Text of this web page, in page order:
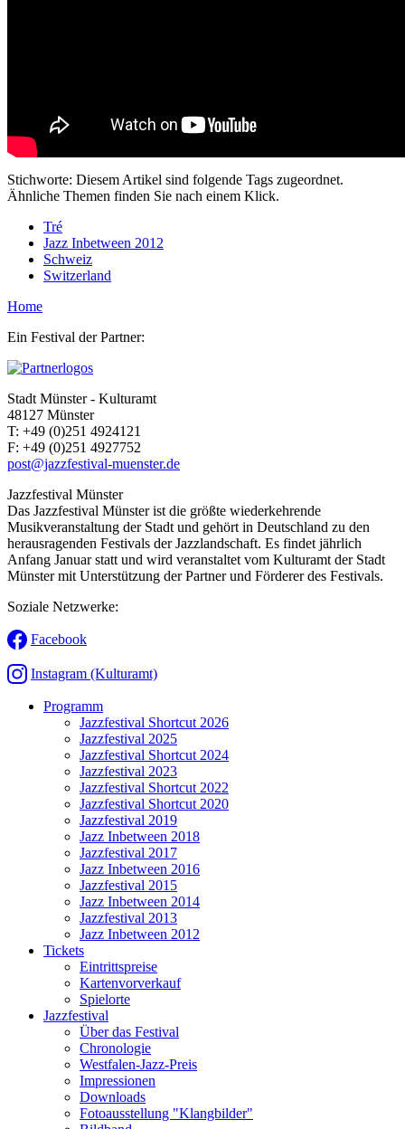
Stichworte: Diesem Artikel sind folgende Tags zugeordnet.
Ähnliche Themen finden Sie nach einem Klick.
Tré
Jazz Inbetween 2012
Schweiz
Switzerland
Home
Ein Festival der Partner:
Stadt Münster - Kulturamt
48127 Münster
T: +49 (0)251 4924121
F: +49 (0)251 4927752
post@jazzfestival-muenster.de
Jazzfestival Münster
Das Jazzfestival Münster ist die größte wiederkehrende
Musikveranstaltung der Stadt und gehört in Deutschland zu den
herausragenden Festivals der Jazzlandschaft. Es findet jährlich
Anfang Januar statt und wird veranstaltet vom Kulturamt der Stadt
Münster mit Unterstützung der Partner und Förderer des Festivals.
Soziale Netzwerke:
Facebook
Instagram (Kulturamt)
Programm
Jazzfestival Shortcut 2026
Jazzfestival 2025
Jazzfestival Shortcut 2024
Jazzfestival 2023
Jazzfestival Shortcut 2022
Jazzfestival Shortcut 2020
Jazzfestival 2019
Jazz Inbetween 2018
Jazzfestival 2017
Jazz Inbetween 2016
Jazzfestival 2015
Jazz Inbetween 2014
Jazzfestival 2013
Jazz Inbetween 2012
Tickets
Eintrittspreise
Kartenvorverkauf
Spielorte
Jazzfestival
Über das Festival
Chronologie
Westfalen-Jazz-Preis
Impressionen
Downloads
Fotoausstellung "Klangbilder"